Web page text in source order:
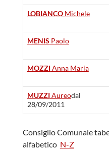
LOBIANCOMichele
MENIS Paolo
MOZZIAnna Maria
MUZZIAureodal
28/09/2011
Consiglio Comunale
alfabetico N-Z